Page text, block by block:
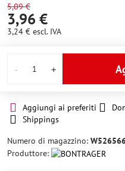
5,09 €
3,96 €
3,24 € escl. IVA
Aggiungi ai preferiti
Shippings
Numero di magazzino:
Produttore: